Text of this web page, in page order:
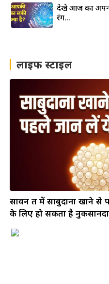
देखे आज का
रंग…
लाइफ स्टाइल
सावन व्रत में साबुदाना खाने
के लिए हो सकता है